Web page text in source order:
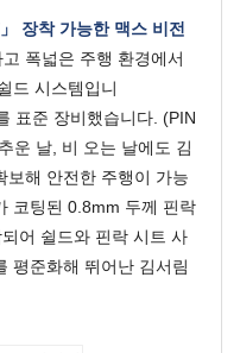
장착 가능한 맥스 비전
폭넓은 주행 환경에서
드 시스템입니
표준 장비했습니다. (PIN
추운 날, 비 오는 날에도 김
보해 안전한 주행이 가능
코팅된 0.8mm 두께 핀락
어 쉴드와 핀락 시트 사
평준화해 뛰어난 김서림